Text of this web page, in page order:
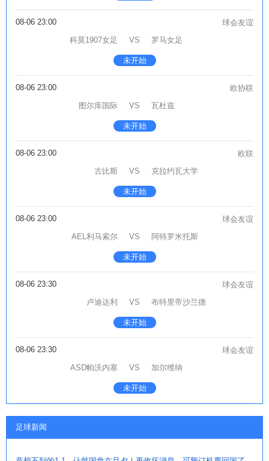
08-06 23:00
球会友谊
科莫1907女足
VS 罗马女足
未开始
08-06 23:00
欧协联
图尔库国际
VS 瓦杜兹
未开始
08-06 23:00
欧联
古比斯
VS 克拉约瓦大学
未开始
08-06 23:00
球会友谊
AEL利马索尔
VS 阿特罗米托斯
未开始
08-06 23:30
球会友谊
卢迪达利
VS 布特里帝沙兰德
未开始
08-06 23:30
球会友谊
ASD帕沃内塞
VS 加尔维纳
未开始
足球新闻